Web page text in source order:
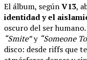
El álbum, segúnV13,
identidad y el
oscuro del ser
“Smite”y “Someone
disco: desde riffs que